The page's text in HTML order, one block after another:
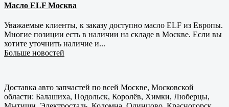
Масло ELF Москва
Уважаемые клиенты, к заказу доступно масло ELF из Европы.
Многие позиции есть в наличии на складе в Москве. Если вы
хотите уточнить наличие и...
Больше новостей
Доставка авто запчастей по всей Москве, Московской
области: Балашиха, Подольск, Королёв, Химки, Люберцы,